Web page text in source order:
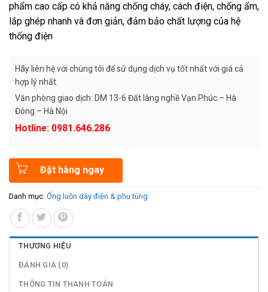
phẩm cao cấp có khả năng chống cháy, cách điện, chống ẩm,
lắp ghép nhanh và đơn giản, đảm bảo chất lượng của hệ
thống điện
Hãy liên hệ với chúng tôi để sử dụng dịch vụ tốt nhất với giá cả
hợp lý nhất.
Văn phòng giao dịch: DM 13-6 Đất làng nghề Vạn Phúc – Hà
Đông – Hà Nội
Hotline: 0981.646.286
Đặt hàng ngay
Danh mục: Ống luồn dây điện & phụ tùng
THƯƠNG HIỆU
ĐÁNH GIÁ (0)
THÔNG TIN THANH TOÁN